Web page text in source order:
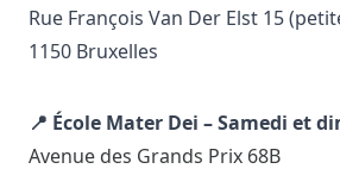
Rue François Van Der Elst 15
1150 Bruxelles
📍 École Mater Dei – Samedi et
Avenue des Grands Prix 68B